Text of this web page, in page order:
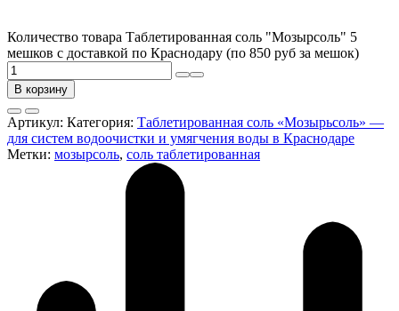
Количество товара Таблетированная соль "Мозырсоль" 5
мешков с доставкой по Краснодару (по 850 руб за мешок)
В корзину
Артикул: Категория: Таблетированная соль «Мозырьсоль» —
для систем водоочистки и умягчения воды в Краснодаре
Метки: мозырсоль, соль таблетированная